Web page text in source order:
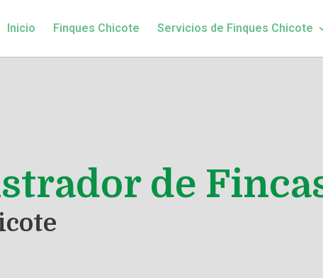
Inicio Finques Chicote Servicios de Finques Chicote
de